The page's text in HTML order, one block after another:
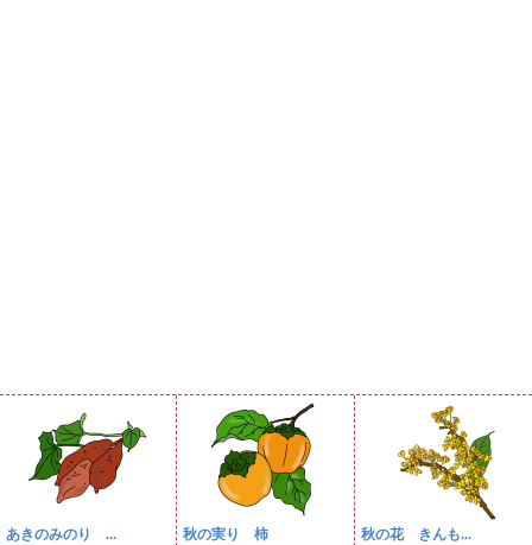
あきのみのり ... 秋の実り 柿 秋の花 きんも...